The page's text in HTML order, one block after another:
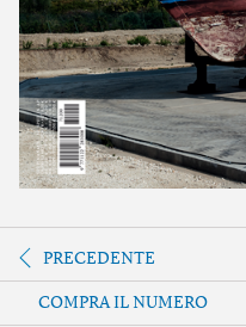
PRECEDENTE
COMPRA IL NUMERO